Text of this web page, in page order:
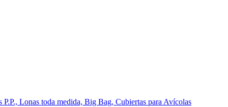
Lonas toda medida, Big Bag, Cubiertas para Avícolas